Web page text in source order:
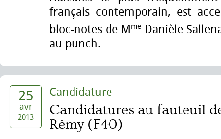
français contemporain, est
bloc-notes de Mme Danièle
au punch.
25
avr
2013
Candidature
Candidatures au fauteuil
Rémy (F40)